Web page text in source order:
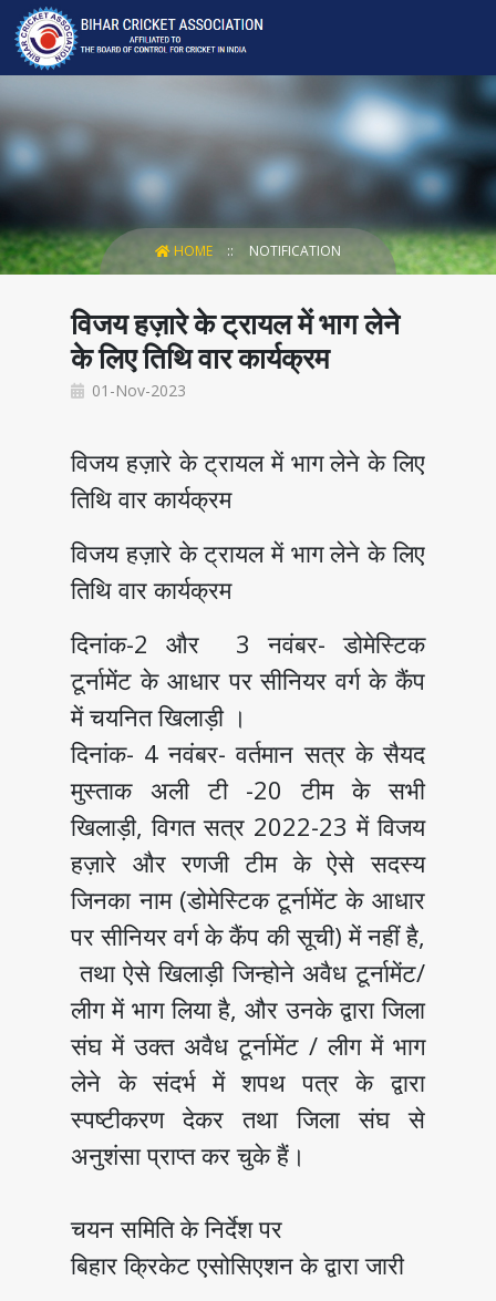
HOME NOTIFICATION
विजय हज़ारे के ट्रायल में भाग लेने
के लिए तिथि वार कार्यक्रम
01-Nov-2023
विजय हज़ारे के ट्रायल में भाग लेने के लिए
तिथि वार कार्यक्रम
विजय हज़ारे के ट्रायल में भाग लेने के लिए
तिथि वार कार्यक्रम
दिनांक-2 और 3 नवंबर- डोमेस्टिक
टूर्नामेंट के आधार पर सीनियर वर्ग के कैंप
में चयनित खिलाड़ी ।
दिनांक- 4 नवंबर- वर्तमान सत्र के सैयद
मुस्ताक अली टी -20 टीम के सभी
खिलाड़ी, विगत सत्र 2022-23 में विजय
हज़ारे और रणजी टीम के ऐसे सदस्य
जिनका नाम (डोमेस्टिक टूर्नामेंट के आधार
पर सीनियर वर्ग के कैंप की सूची) में नहीं है,
तथा ऐसे खिलाड़ी जिन्होने अवैध टूर्नामेंट/
लीग में भाग लिया है, और उनके द्वारा जिला
संघ में उक्त अवैध टूर्नामेंट / लीग में भाग
लेने के संदर्भ में शपथ पत्र के द्वारा
स्पष्टीकरण देकर तथा जिला संघ से
अनुशंसा प्राप्त कर चुके हैं।
चयन समिति के निर्देश पर
बिहार क्रिकेट एसोसिएशन के द्वारा जारी